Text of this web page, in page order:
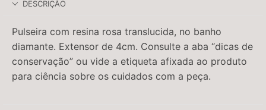
DESCRIÇÃO
Pulseira com resina rosa translucida, no banho
diamante. Extensor de 4cm. Consulte a aba “dicas de
conservação” ou vide a etiqueta afixada ao produto
para ciência sobre os cuidados com a peça.